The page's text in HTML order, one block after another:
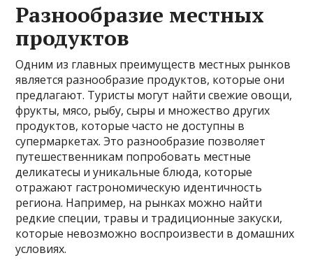
Разнообразие местных
продуктов
Одним из главных преимуществ местных рынков
является разнообразие продуктов, которые они
предлагают. Туристы могут найти свежие овощи,
фрукты, мясо, рыбу, сыры и множество других
продуктов, которые часто не доступны в
супермаркетах. Это разнообразие позволяет
путешественникам попробовать местные
деликатесы и уникальные блюда, которые
отражают гастрономическую идентичность
региона. Например, на рынках можно найти
редкие специи, травы и традиционные закуски,
которые невозможно воспроизвести в домашних
условиях.